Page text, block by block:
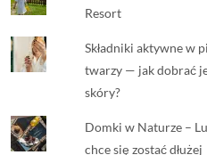
Resort
Składniki aktywne w
twarzy — jak dobrać
skóry?
Domki w Naturze –
chce się zostać dłużej